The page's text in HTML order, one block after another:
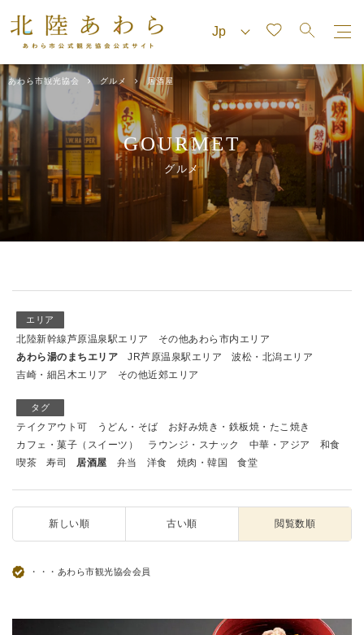
あわら市観光協会 グルメ 居酒屋
GOURMET
グルメ
エリア
北陸新幹線芦原温泉駅エリア
その他あわら市内エリア
あわら湯のまちエリア
JR芦原温泉駅エリア
波松・北潟エリア
吉崎・細呂木エリア
その他近郊エリア
タグ
テイクアウト可 うどん・そば
お好み焼き・鉄板焼・たこ焼き
カフェ・菓子（スイーツ）
ラウンジ・スナック 中華・アジア
和食
喫茶
寿司 居酒屋 弁当 洋食 焼肉・韓国 食堂
新しい順 古い順 閲覧数順
・・・あわら市観光協会会員